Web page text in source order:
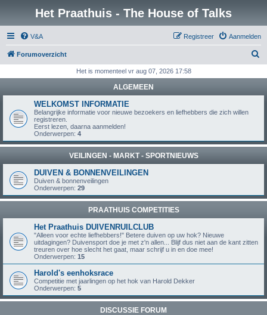
Het Praathuis - The House of Talks
V&A Aanmelden
Registreer
Forumoverzicht
k
Het is momenteel vr aug 07, 2026 17:58
ALGEMEEN
WELKOMST INFORMATIE
Belangrijke informatie voor nieuwe bezoekers en liefhebbers die zich willen
registreren.
Eerst lezen, daarna aanmelden!
Onderwerpen: 4
VEILINGEN - MARKT - SPORTNIEUWS
DUIVEN & BONNENVEILINGEN
Duiven & bonnenveilingen
Onderwerpen: 29
PRAATHUIS COMPETITIES
Het Praathuis DUIVENRUILCLUB
"Alleen voor echte liefhebbers!" Betere duiven op uw hok? Nieuwe
uitdagingen? Duivensport doe je met z'n allen... Blijf dus niet aan de kant zitten
treuren over hoe slecht het gaat, maar schrijf u in en doe mee!
Onderwerpen: 15
Harold's eenhoksrace
Competitie met jaarlingen op het hok van Harold Dekker
Onderwerpen: 5
DISCUSSIE FORUM